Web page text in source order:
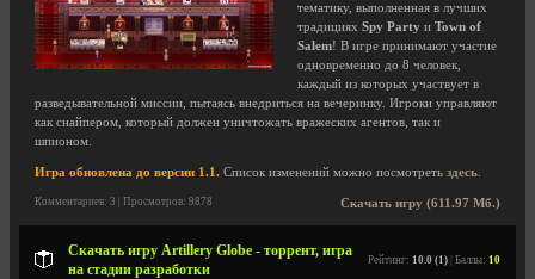
тематику, выполненная в лучших
традициях Spy Party и Town of
Salem! В игре принимают участие
одновременно до 8 человек,
каждый из которых участвует в
разведывательной миссии, пытаясь внедриться на вечеринку. Игроки управляют
как снайпером, который должен уничтожать вражеских агентов, так и
шпионом.
Игра обновлена до версии 1.1. Список изменений можно посмотреть здесь
Скачать игру (611.97 Мб.)
Комментариев: 3 | Просмотров: 9878
Скачать игру Artillery Globe - торрент, игра
на стадии разработки
Рейтинг: 10.0 (1) | Баллы: 10